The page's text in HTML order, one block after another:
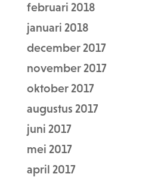
februari 2018
januari 2018
december 2017
november 2017
oktober 2017
augustus 2017
juni 2017
mei 2017
april 2017